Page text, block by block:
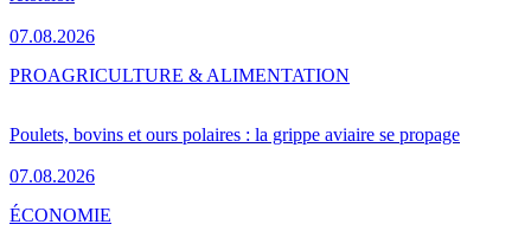
07.08.2026
Poulets, bovins et ours polaires : la grippe aviaire se propage
07.08.2026
PROAGRICULTURE & ALIMENTATION
ÉCONOMIE